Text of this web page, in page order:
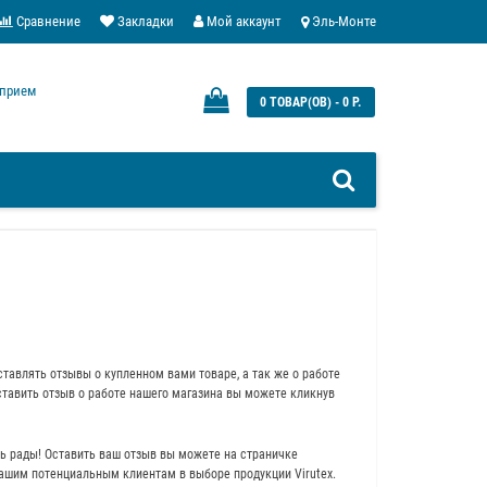
Эль-Монте
Мой аккаунт
Закладки
Сравнение
0 ТОВАР(ОВ) - 0 Р.
отзывы о купленном вами товаре, а так же о работе
отзыв о работе нашего магазина вы можете кликнув
рады! Оставить ваш отзыв вы можете на страничке
потенциальным клиентам в выборе продукции Virutex.